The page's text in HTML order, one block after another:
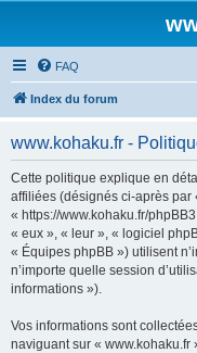
FAQ
Index du forum
www.kohaku.fr -
Cette politique explique en
affiliées (désignés ci-après par
« https://www.kohaku.fr/
« eux », « leur », « logiciel
« Équipes phpBB ») utilisent
n’importe quelle session
informations »).
Vos informations sont
naviguant sur «